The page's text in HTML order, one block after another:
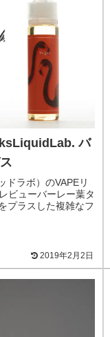
バ
ドラボ）のVAPEリ
ビューバーレー葉タ
プラスした複雑なフ
2019年2月2日